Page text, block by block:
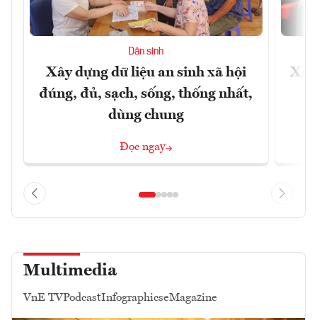
Dân sinh
Xây dựng dữ liệu an sinh xã hội
đúng, đủ, sạch, sống, thống nhất,
dùng chung
Đọc ngay
Multimedia
VnE TVPodcastInfographicseMagazine